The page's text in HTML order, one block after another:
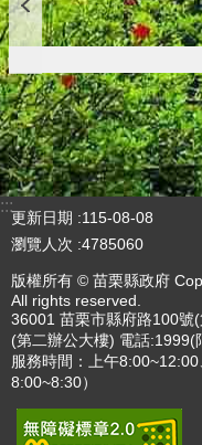
:::
更新日期
115-08-08
瀏覽人次 4785060
版權所有 © 苗栗縣政府
All rights reserved.
36001 苗栗市縣府路100號
(第二辦公大樓) 電話
服務時間：上午
8:00~8:30）